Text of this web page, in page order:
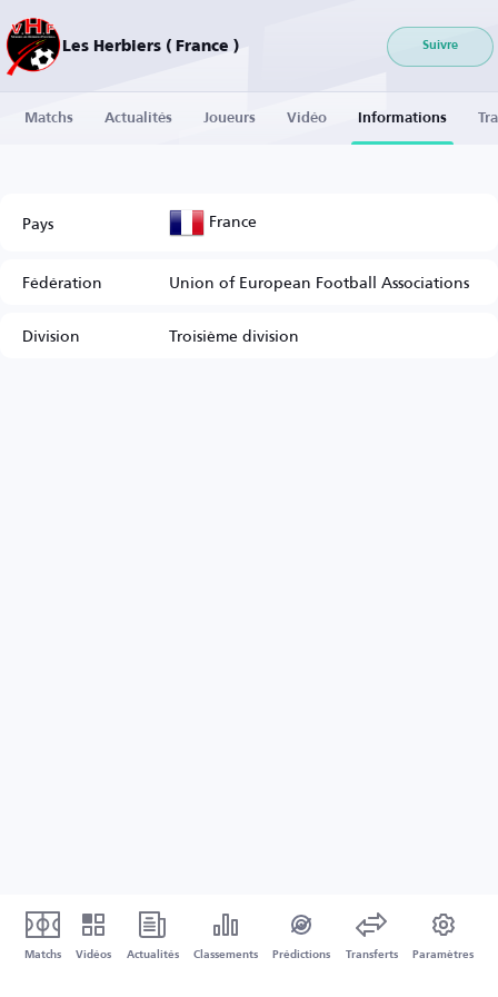
Les Herbiers ( France ) Suivre
Matchs Actualités Joueurs Vidéo Informations
Pays France
Fédération
Union of European Football Associations
Division
Troisième division
Matchs Vidéos Actualités Classements Prédictions Transferts Paramètres